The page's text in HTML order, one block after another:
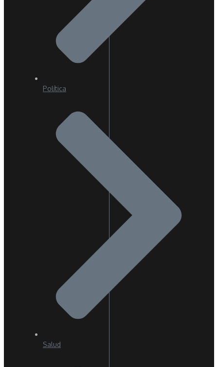
Política
Salud